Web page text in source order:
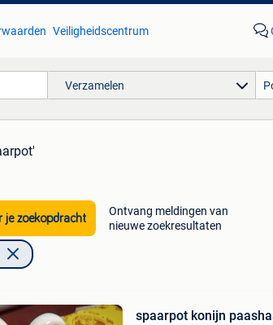
Veiligheidscentrum
Verzamelen
je zoekopdracht
Ontvang meldingen van
nieuwe zoekresultaten
spaarpot konijn